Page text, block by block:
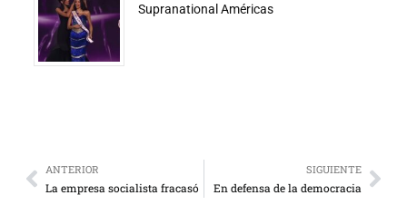
Supranational Américas
ANTERIOR
La empresa socialista fracasó
SIGUIENTE
En defensa de la democracia